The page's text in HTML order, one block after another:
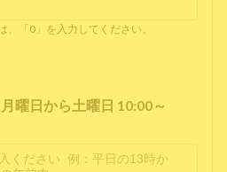
「0」を入力してください。
曜日から土曜日 10:00～